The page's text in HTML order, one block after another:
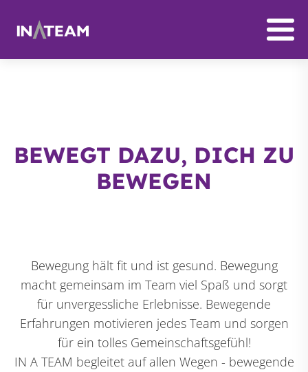
BEWEGT DAZU, DICH ZU
BEWEGEN
Bewegung hält fit und ist gesund. Bewegung
macht gemeinsam im Team viel Spaß und sorgt
für unvergessliche Erlebnisse. Bewegende
Erfahrungen motivieren jedes Team und sorgen
für ein tolles Gemeinschaftsgefühl!
IN A TEAM begleitet auf allen Wegen - bewegende